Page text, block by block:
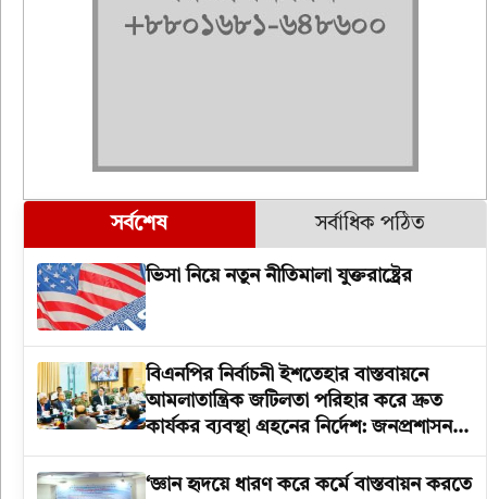
সর্বশেষ সর্বাধিক পঠিত
ভিসা নিয়ে নতুন নীতিমালা যুক্তরাষ্ট্রের
বিএনপির নির্বাচনী ইশতেহার বাস্তবায়নে
আমলাতান্ত্রিক জটিলতা পরিহার করে দ্রুত
কার্যকর ব্যবস্থা গ্রহনের নির্দেশ: জনপ্রশাসন
উপদেষ্টা
‘জ্ঞান হৃদয়ে ধারণ করে কর্মে বাস্তবায়ন করতে